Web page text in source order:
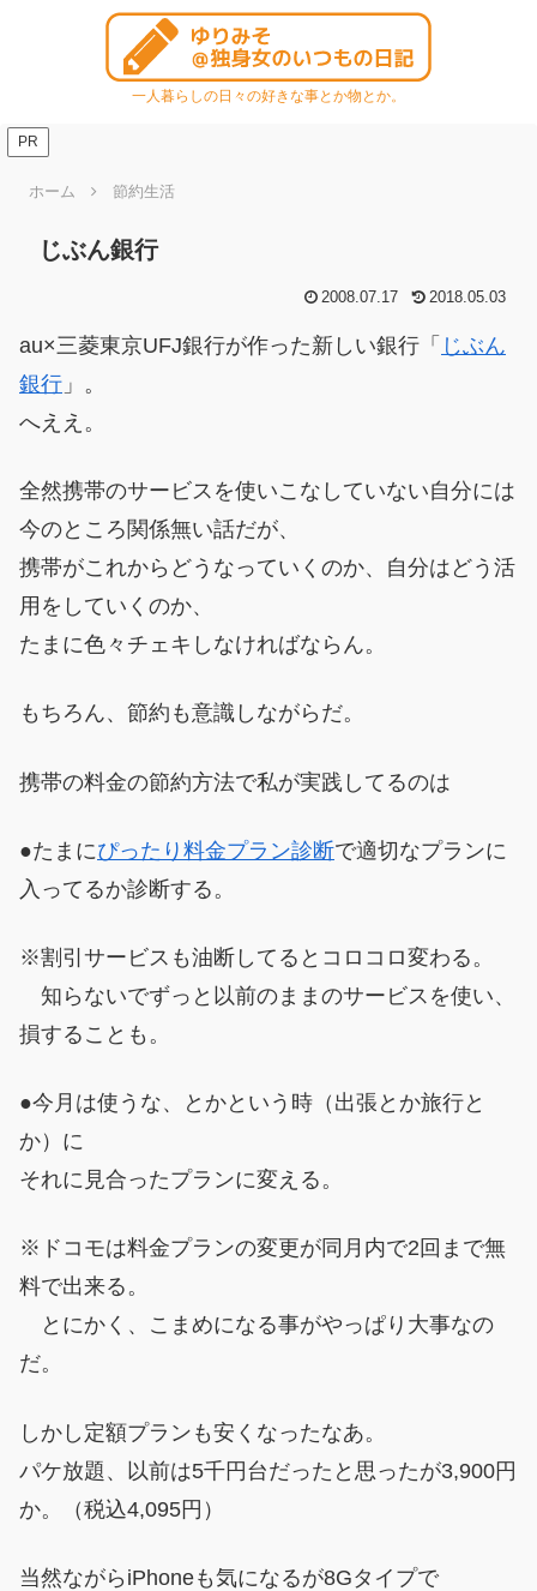
一人暮らしの日々の好きな事とか物とか。
PR
ホーム 節約生活
じぶん銀行
2008.07.17 2018.05.03
au×三菱東京UFJ銀行が作った新しい銀行「 じぶん
銀行 」。
へええ。
全然携帯のサービスを使いこなしていない自分には
今のところ関係無い話だが、
携帯がこれからどうなっていくのか、自分はどう活
用をしていくのか、
たまに色々チェキしなければならん。
もちろん、節約も意識しながらだ。
携帯の料金の節約方法で私が実践してるのは
●たまにぴったり料金プラン診断で適切なプランに
入ってるか診断する。
※割引サービスも油断してるとコロコロ変わる。
知らないでずっと以前のままのサービスを使い、
損することも。
●今月は使うな、とかという時（出張とか旅行と
か）に
それに見合ったプランに変える。
※ドコモは料金プランの変更が同月内で2回まで無
料で出来る。
とにかく、こまめになる事がやっぱり大事なの
だ。
しかし定額プランも安くなったなあ。
パケ放題、以前は5千円台だったと思ったが3,900円
か。（税込4,095円）
当然ながらiPhoneも気になるが8Gタイプで